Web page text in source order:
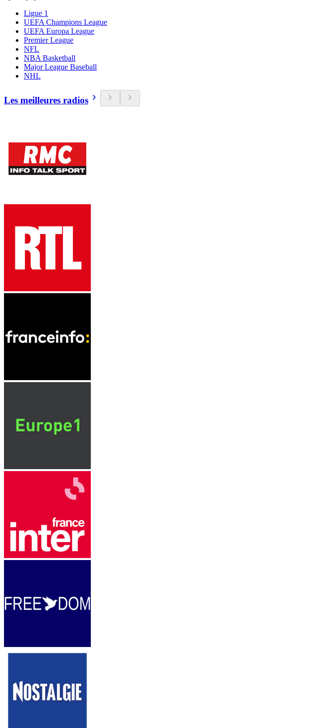
Ligue 1
UEFA Champions League
UEFA Europa League
Premier League
NFL
NBA Basketball
Major League Baseball
NHL
Les meilleures radios